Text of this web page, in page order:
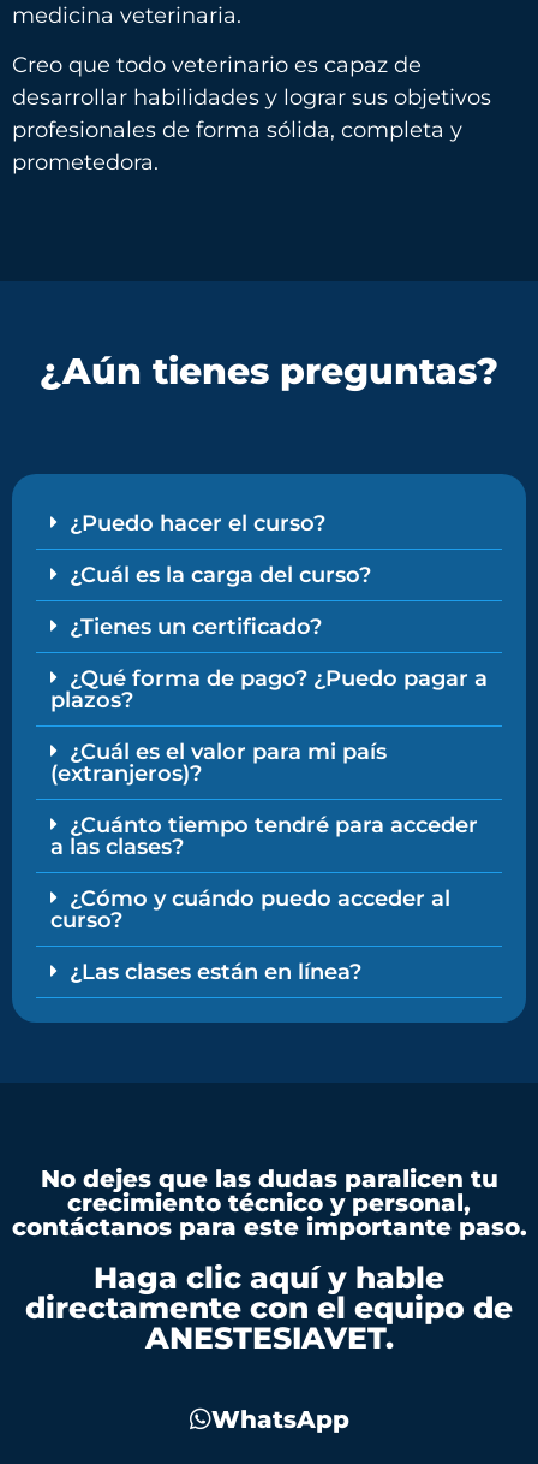
medicina veterinaria.
Creo que todo veterinario es capaz de
desarrollar habilidades y lograr sus objetivos
profesionales de forma sólida, completa y
prometedora.
¿Aún tienes preguntas?
¿Puedo hacer el curso?
¿Cuál es la carga del curso?
¿Tienes un certificado?
¿Qué forma de pago? ¿Puedo pagar a
plazos?
¿Cuál es el valor para mi país
(extranjeros)?
¿Cuánto tiempo tendré para acceder
a las clases?
¿Cómo y cuándo puedo acceder al
curso?
¿Las clases están en línea?
No dejes que las dudas paralicen tu
crecimiento técnico y personal,
contáctanos para este importante paso.
Haga clic aquí y hable
directamente con el equipo de
ANESTESIAVET.
WhatsApp